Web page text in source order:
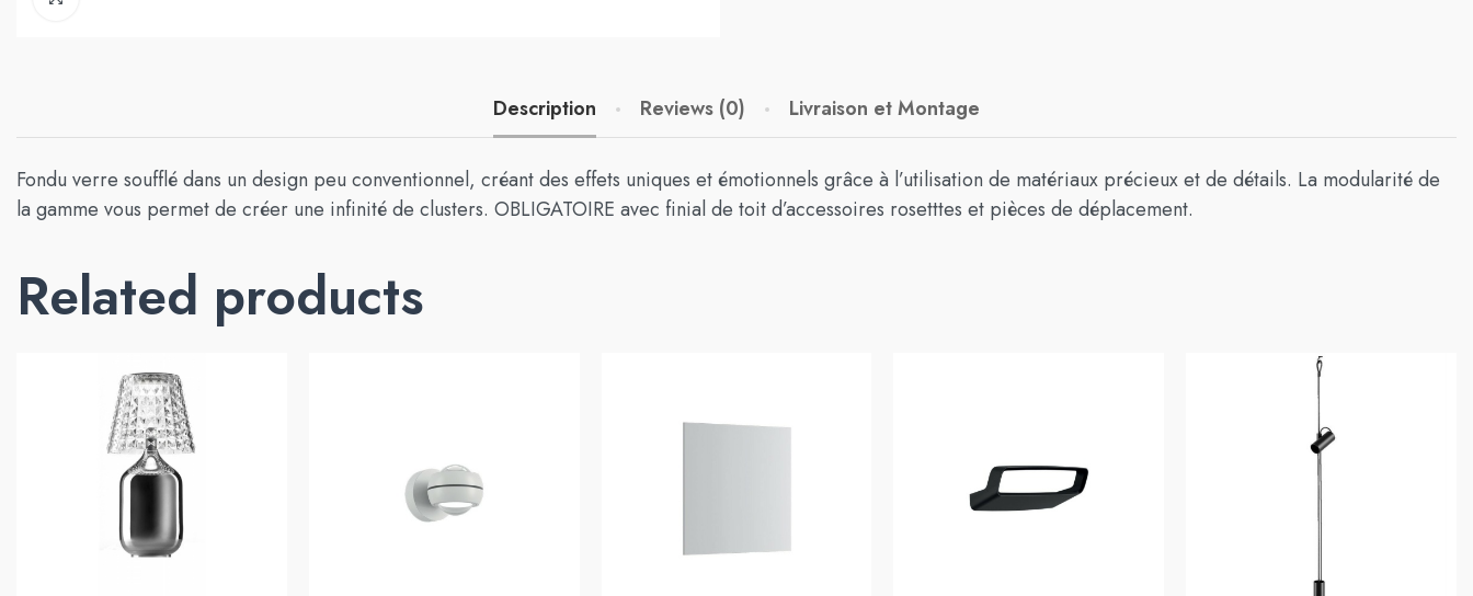
Description Reviews (0) Livraison et Montage
Fondu verre soufflé dans un design peu conventionnel, créant des effets uniques et émotionnels grâce à l’utilisation de matériaux précieux et de détails. La modularité de
la gamme vous permet de créer une infinité de clusters. OBLIGATOIRE avec finial de toit d’accessoires rosetttes et pièces de déplacement.
Related products